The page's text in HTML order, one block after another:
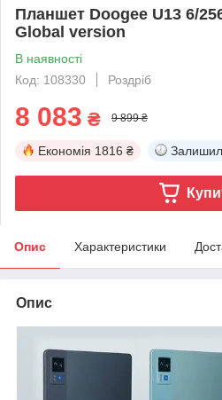
Планшет Doogee U13 6/
Global version
В наявності
Код: 108330
Роздріб
8 083 ₴ 9 899 ₴
Економія 1816 ₴
Опис Характеристики
Опис